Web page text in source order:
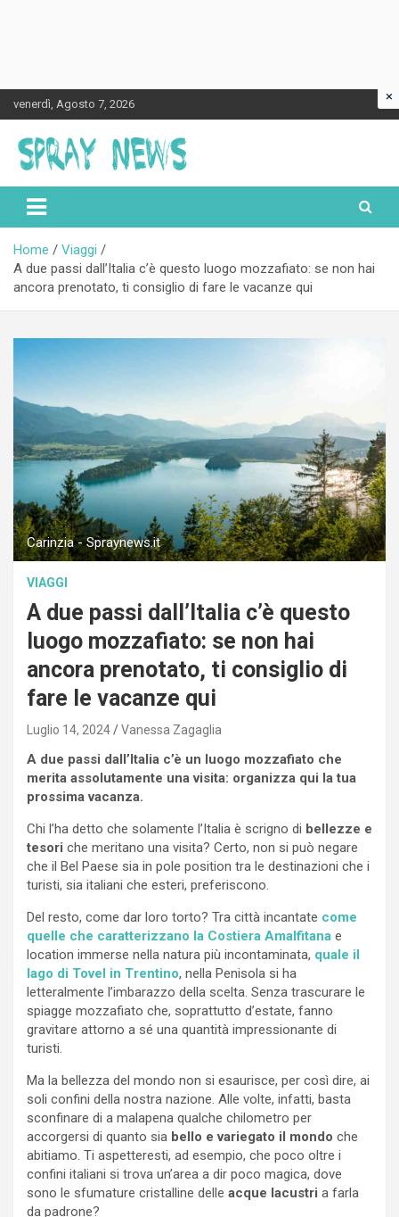
to
content
venerdì, Agosto 7, 2026
Spraynews.it
Home
Viaggi
A due passi dall’Italia c’è questo luogo mozzafiato: se non hai
ancora prenotato, ti consiglio di fare le vacanze qui
Carinzia - Spraynews.it
VIAGGI
A due passi dall’Italia c’è questo
luogo mozzafiato: se non hai
ancora prenotato, ti consiglio di
fare le vacanze qui
Luglio 14, 2024 Vanessa Zagaglia
A due passi dall’Italia c’è un luogo mozzafiato che
merita assolutamente una visita: organizza qui la tua
prossima vacanza.
Chi l’ha detto che solamente l’Italia è scrigno di bellezze e
tesori che meritano una visita? Certo, non si può negare
che il Bel Paese sia in pole position tra le destinazioni che i
turisti, sia italiani che esteri, preferiscono.
Del resto, come dar loro torto? Tra città incantate come
quelle che caratterizzano la Costiera Amalfitana e
location immerse nella natura più incontaminata, quale il
lago di Tovel in Trentino, nella Penisola si ha
letteralmente l’imbarazzo della scelta. Senza trascurare le
spiagge mozzafiato che, soprattutto d’estate, fanno
gravitare attorno a sé una quantità impressionante di
turisti.
Ma la bellezza del mondo non si esaurisce, per così dire, ai
soli confini della nostra nazione. Alle volte, infatti, basta
sconfinare di a malapena qualche chilometro per
accorgersi di quanto sia bello e variegato il mondo che
abitiamo. Ti aspetteresti, ad esempio, che poco oltre i
confini italiani si trova un’area a dir poco magica, dove
sono le sfumature cristalline delle acque lacustri a farla
da padrone?
×